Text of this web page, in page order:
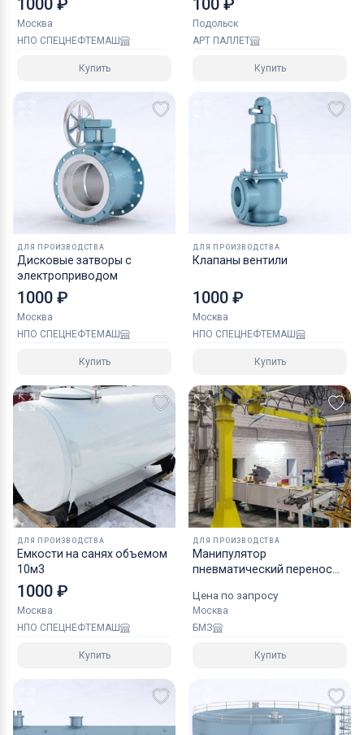
1000 ₽
Москва
НПО СПЕЦНЕФТЕМАШ
Купить
100 ₽
Подольск
АРТ ПАЛЛЕТ
Купить
ДЛЯ ПРОИЗВОДСТВА
Дисковые затворы с
электроприводом
1000 ₽
Москва
НПО СПЕЦНЕФТЕМАШ
Купить
ДЛЯ ПРОИЗВОДСТВА
Клапаны вентили
1000 ₽
Москва
НПО СПЕЦНЕФТЕМАШ
Купить
ДЛЯ ПРОИЗВОДСТВА
Емкости на санях объемом
10м3
1000 ₽
Москва
НПО СПЕЦНЕФТЕМАШ
Купить
ДЛЯ ПРОИЗВОДСТВА
Манипулятор
пневматический перенос
Цена по запросу
Москва
БМЗ
Купить